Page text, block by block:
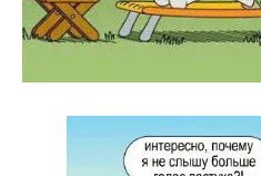
ГЛАВНАЯ
СЛОВО-АУДИО
СЛОВО-ВИДЕО